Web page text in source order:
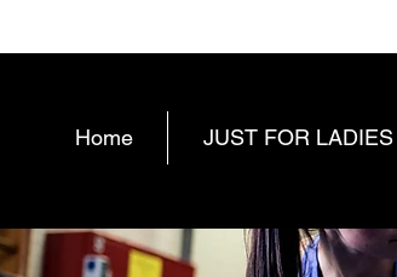
Home JUST FOR LADIES